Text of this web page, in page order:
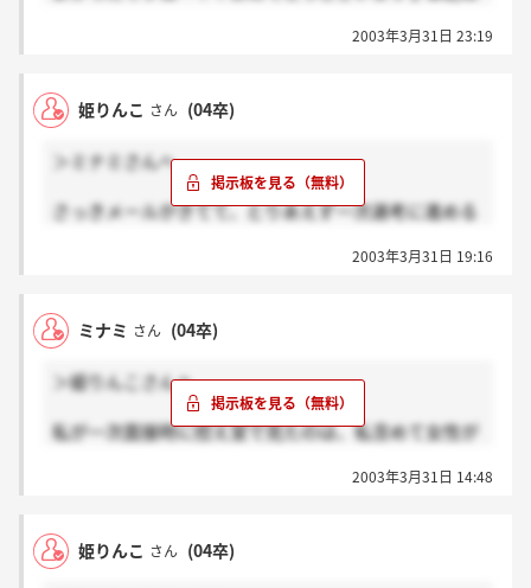
面接時間ってどのくらいなんですかね。
となっていましたが、筆記試験後、突然面接がありま
した！受験者みんなビックリです・・笑。突然の面接
知れませんが、志望動機くらいはちゃんと答えられる
ようにしておいた方がいいと思います。
2003年3月31日 23:19
姫りんこ さん (04卒)
＞ミナミさんへ
さっきメールがきてて、とりあえず一次選考に進める
男に負けないよう、なんとかがんばりますよ～。
筆記試験なんですけど、SPIなんですか？
な・・・。
2003年3月31日 19:16
ミナミ さん (04卒)
＞姫りんこさんへ
私が一次面接時に控え室で見たのは、私含めて女性が
よ。二次面接の時も2人ともいたようなので大丈夫で
接までしかないのでその後、その2人がどうなったの
か分からないのですが、、、。
2003年3月31日 14:48
姫りんこ さん (04卒)